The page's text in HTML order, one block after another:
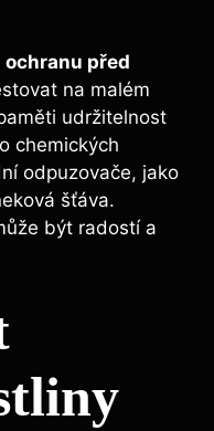
ochranu před
na malém
udržitelnost
chemických
odpuzovače, jako
šťáva.
být radostí a